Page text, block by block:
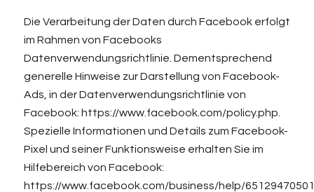
Die Verarbeitung der Daten durch Facebook erfolgt
im Rahmen von Facebooks
Datenverwendungsrichtlinie. Dementsprechend
generelle Hinweise zur Darstellung von Facebook-
Ads, in der Datenverwendungsrichtlinie von
Facebook: https://www.facebook.com/policy.php
Spezielle Informationen und Details zum Facebook-
Pixel und seiner Funktionsweise erhalten Sie im
Hilfebereich von Facebook:
https://www.facebook.com/business/help/